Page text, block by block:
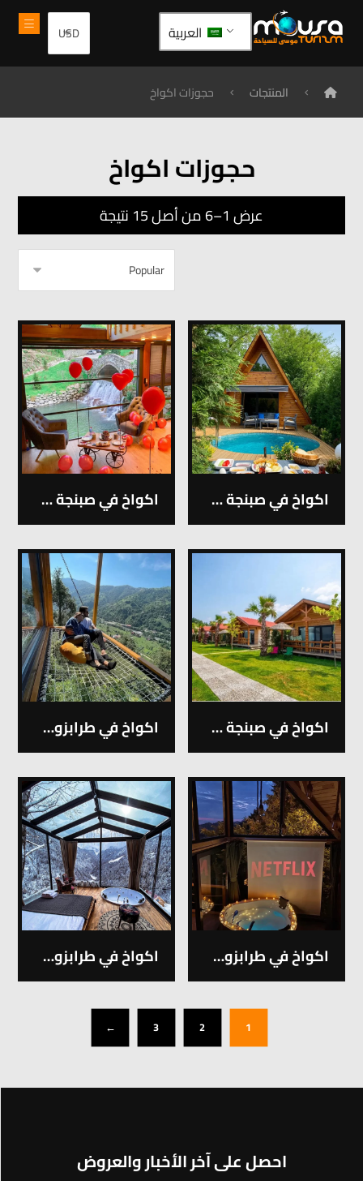
العربية
المنتجات حجوزات اكواخ
حجوزات اكواخ
عرض 1–6 من أصل 15 نتيجة
اكواخ في صبنجة – 1 اكواخ في صبنجة – 2
اكواخ في صبنجة – 3 اكواخ في طرابزون ايدر – 1
اكواخ في طرابزون ايدر – 2 اكواخ في طرابزون ريزا – 1
1
2
3
←
احصل على آخر الأخبار والعروض